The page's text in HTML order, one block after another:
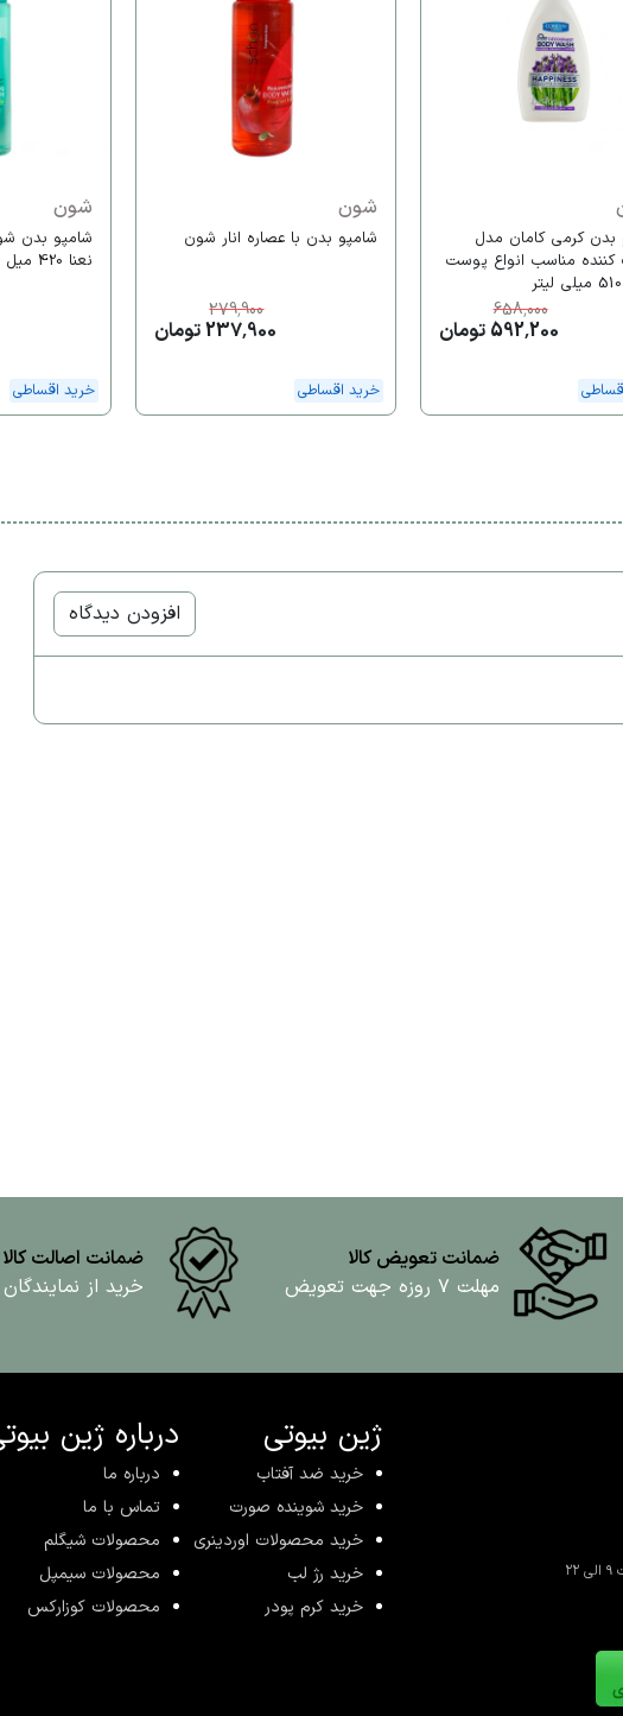
بدن کرمی کامان مدل
کننده مناسب انواع پوست
658,000
592,200 تومان
شون
شامپو بدن با عصاره انار شون
279,900
237,900 تومان
خرید اقساطی
شون
شامپو بدن
نعنا 420 میل
خرید اقساطی
افزودن دیدگاه
ضمانت تعویض کالا
مهلت ۷ روزه جهت تعویض
ضمانت اصالت کالا
خرید از
ژین بیوتی
خرید ضد آفتاب
خرید شوینده صورت
خرید محصولات اوردینری
خرید رژ لب
خرید کرم پودر
درباره ژین
درباره ما
تماس با ما
محصولات شیگلم
محصولات سیمپل
محصولات کوزارکس